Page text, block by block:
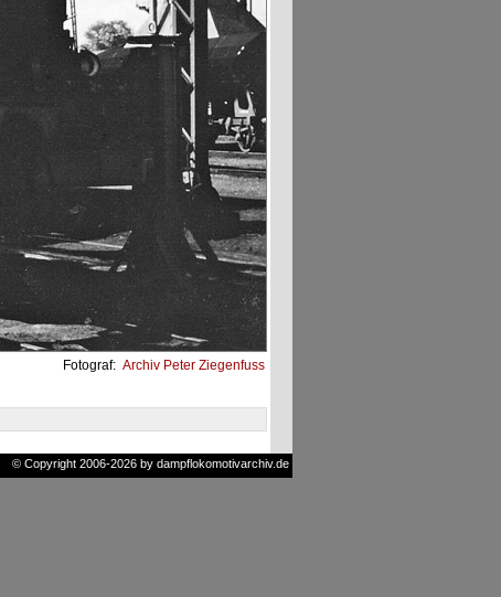
Fotograf: Archiv Peter Ziegenfuss
© Copyright 2006-2026 by dampflokomotivarchiv.de